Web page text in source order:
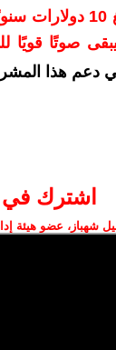
بدعمكم بمبلغ
صوتًا قويًا
دعم هذا
اشترك في
شهباز، عضو هيئة